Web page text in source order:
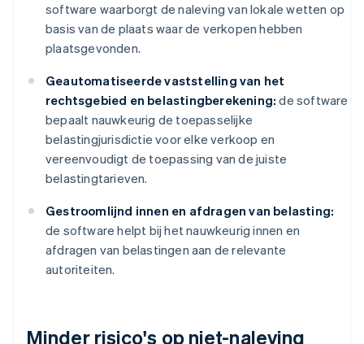
software waarborgt de naleving van lokale wetten op
basis van de plaats waar de verkopen hebben
plaatsgevonden.
Geautomatiseerde vaststelling van het
rechtsgebied en belastingberekening: de software
bepaalt nauwkeurig de toepasselijke
belastingjurisdictie voor elke verkoop en
vereenvoudigt de toepassing van de juiste
belastingtarieven.
Gestroomlijnd innen en afdragen van belasting:
de software helpt bij het nauwkeurig innen en
afdragen van belastingen aan de relevante
autoriteiten.
Minder risico's op niet-naleving